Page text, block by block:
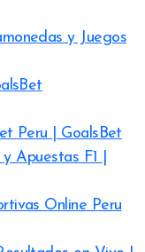
y Juegos
Peru | GoalsBet
Apuestas F1 |
Online Peru